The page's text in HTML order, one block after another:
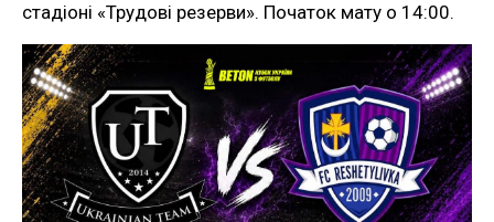
стадіоні «Трудові резерви». Початок мату о 14:00.